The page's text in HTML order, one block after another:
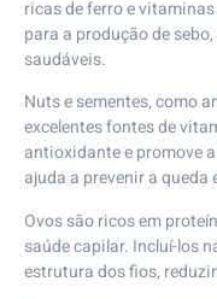
ricas de ferro e
para a produção de
saudáveis.
Nuts e sementes, como
excelentes fontes de
antioxidante e promove
ajuda a prevenir a queda
Ovos são ricos em
saúde capilar. Incluí-los
estrutura dos fios,